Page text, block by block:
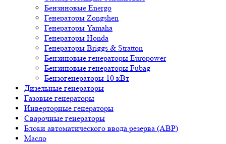
Бензиновые Energo
Генераторы Zongshen
Генераторы Yamaha
Генераторы Honda
Генераторы Briggs & Stratton
Бензиновые генераторы Europower
Бензиновые генераторы Fubag
Бензогенераторы 10 кВт
Дизельные генераторы
Газовые генераторы
Инверторные генераторы
Сварочные генераторы
Блоки автоматического ввода резерва (АВР)
Масло